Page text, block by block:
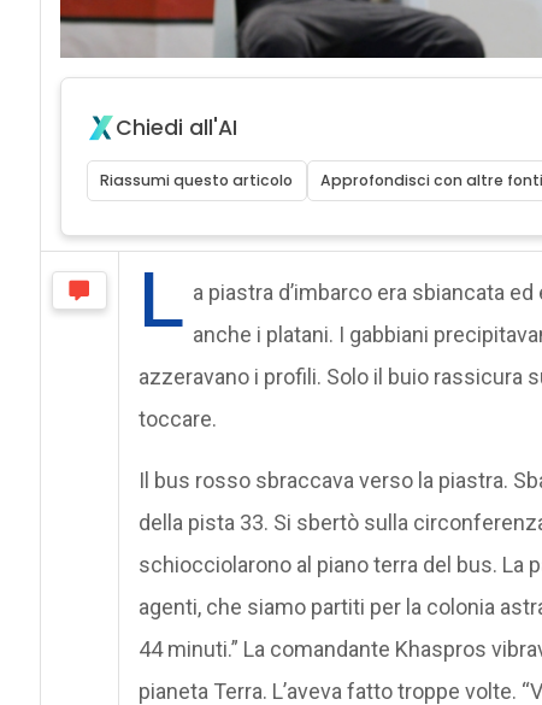
Chiedi all'AI
Riassumi questo articolo Approfondisci con altre fonti
L a piastra d’imbarco era sbiancata
anche i platani. I gabbiani
azzeravano i profili. Solo il buio rassicura
toccare.
Il bus rosso sbraccava verso la piastra.
della pista 33. Si sbertò sulla
schiocciolarono al piano terra del bus. La
agenti, che siamo partiti per la colonia
44 minuti.” La comandante Khaspros
pianeta Terra. L’aveva fatto troppe volte.